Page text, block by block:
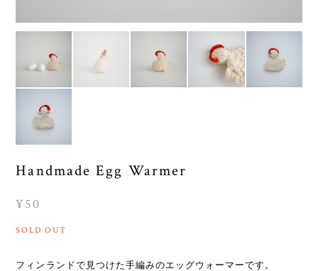
Handmade Egg Warmer
¥50
SOLD OUT
フィンランドで見つけた手編みのエッグウォーマーです。